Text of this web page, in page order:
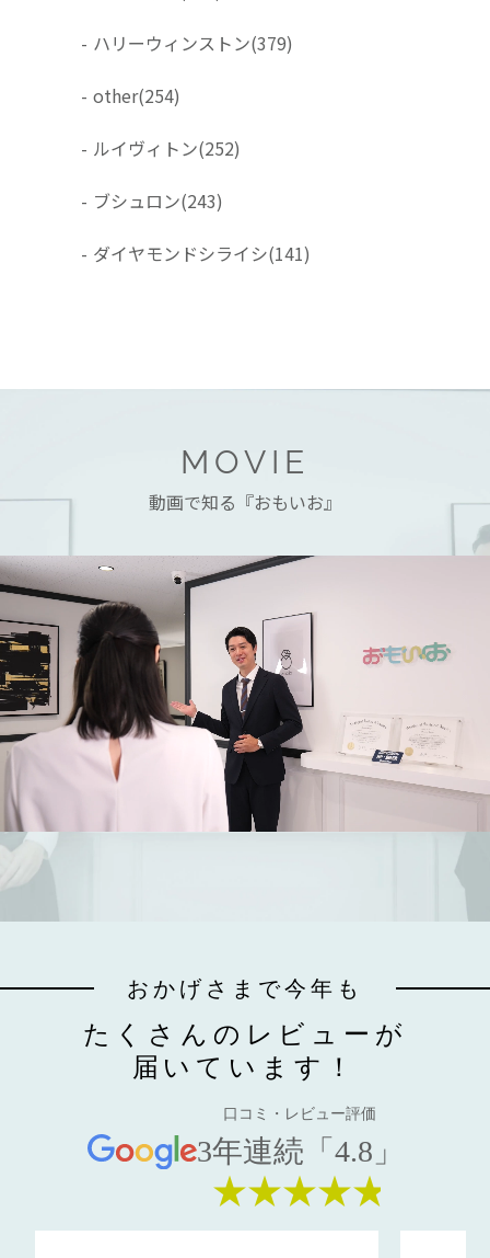
- ハリーウィンストン(379)
- other(254)
- ルイヴィトン(252)
- ブシュロン(243)
- ダイヤモンドシライシ(141)
MOVIE
動画で知る『おもいお』
おかげさまで今年も
たくさんのレビューが
届いています！
口コミ・レビュー評価
3年連続「4.8」
★★★★★